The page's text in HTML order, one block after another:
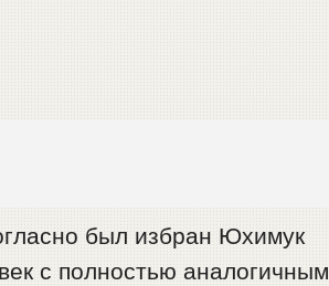
был избран Юхимук
с полностью аналогичным